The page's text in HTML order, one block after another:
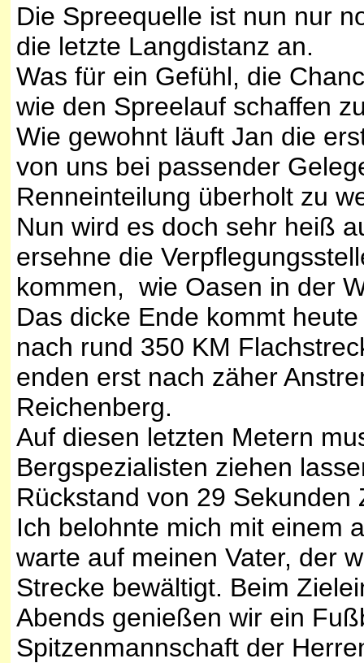
Die Spreequelle ist nun nur
die letzte Langdistanz an.
Was für ein Gefühl, die
wie den Spreelauf schaffen
Wie gewohnt läuft Jan die
von uns bei passender
Renneinteilung überholt zu
Nun wird es doch sehr heiß
ersehne die
kommen, wie Oasen in der
Das dicke Ende kommt
nach rund 350 KM
enden erst nach zäher
Reichenberg.
Auf diesen letzten Metern
Bergspezialisten ziehen
Rückstand von 29
Ich belohnte mich mit einem
warte auf meinen Vater, der
Strecke bewältigt. Beim
Abends genießen wir ein
Spitzenmannschaft der